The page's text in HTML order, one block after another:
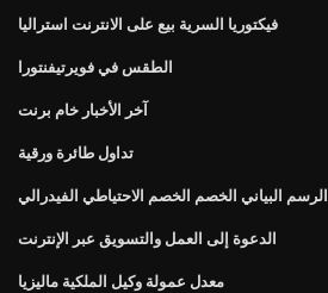
فيكتوريا السرية بيع على الانترنت استراليا
الطقس في فويرتيفنتورا
آخر الأخبار خام برنت
تداول طائرة ورقية
الرسم البياني الخصم الخصم الاحتياطي الفيدرالي
الدعوة إلى العمل والتسويق عبر الإنترنت
معدل عمولة وكيل الملكية ماليزيا